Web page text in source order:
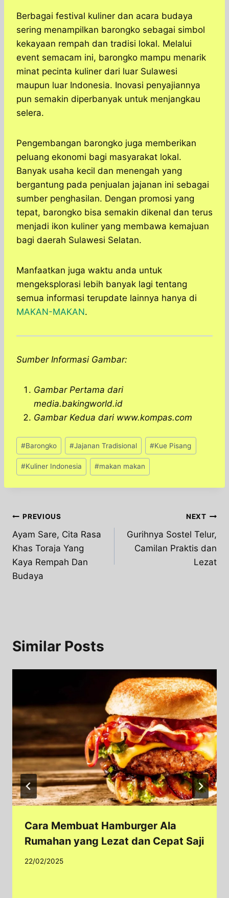
Berbagai festival kuliner dan acara budaya
sering menampilkan barongko sebagai simbol
kekayaan rempah dan tradisi lokal. Melalui
event semacam ini, barongko mampu menarik
minat pecinta kuliner dari luar Sulawesi
maupun luar Indonesia. Inovasi penyajiannya
pun semakin diperbanyak untuk menjangkau
selera.
Pengembangan barongko juga memberikan
peluang ekonomi bagi masyarakat lokal.
Banyak usaha kecil dan menengah yang
bergantung pada penjualan jajanan ini sebagai
sumber penghasilan. Dengan promosi yang
tepat, barongko bisa semakin dikenal dan terus
menjadi ikon kuliner yang membawa kemajuan
bagi daerah Sulawesi Selatan.
Manfaatkan juga waktu anda untuk
mengeksplorasi lebih banyak lagi tentang
semua informasi terupdate lainnya hanya di
MAKAN-MAKAN.
Sumber Informasi Gambar:
Gambar Pertama dari
media.bakingworld.id
Gambar Kedua dari www.kompas.com
Post
Tags:
#Barongko #Jajanan Tradisional #Kue Pisang
#Kuliner Indonesia #makan makan
Post
navigation
PREVIOUS
Ayam Sare, Cita Rasa
Khas Toraja Yang
Kaya Rempah Dan
Budaya
NEXT
Gurihnya Sostel Telur,
Camilan Praktis dan
Lezat
Similar Posts
Cara Membuat Hamburger Ala
Rumahan yang Lezat dan Cepat Saji
22/02/2025